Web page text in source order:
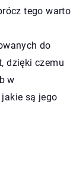
tego warto
do
dzięki czemu
w
są jego